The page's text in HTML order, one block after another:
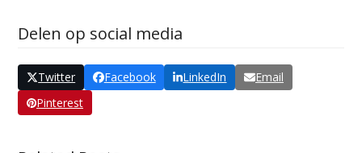
Delen op social media
Twitter Facebook LinkedIn
Email
Pinterest